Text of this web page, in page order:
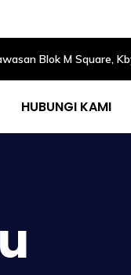
Blok M Square,
HUBUNGI KAMI